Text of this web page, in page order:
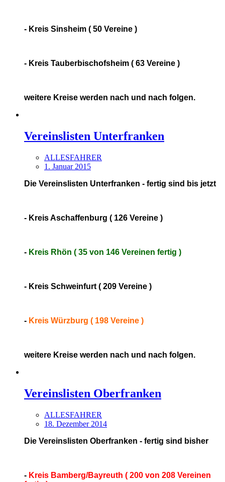
- Kreis Sinsheim ( 50 Vereine )
- Kreis Tauberbischofsheim ( 63 Vereine )
weitere Kreise werden nach und nach folgen.
Vereinslisten Unterfranken
ALLESFAHRER
1. Januar 2015
Die Vereinslisten Unterfranken - fertig sind bis jetzt
- Kreis Aschaffenburg ( 126 Vereine )
- Kreis Rhön ( 35 von 146 Vereinen fertig )
- Kreis Schweinfurt ( 209 Vereine )
- Kreis Würzburg ( 198 Vereine )
weitere Kreise werden nach und nach folgen.
Vereinslisten Oberfranken
ALLESFAHRER
18. Dezember 2014
Die Vereinslisten Oberfranken - fertig sind bisher
- Kreis Bamberg/Bayreuth ( 200 von 208 Vereinen